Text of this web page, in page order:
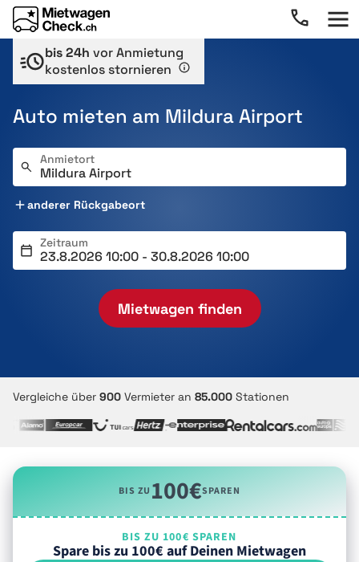
bis 24h vor Anmietung
kostenlos stornieren
Auto mieten am Mildura Airport
Anmietort
anderer Rückgabeort
Zeitraum
Mietwagen finden
Vergleiche über 900 Vermieter an 85.000 Stationen
BIS ZU100€SPAREN
BIS ZU 100€ SPAREN
Spare bis zu 100€ auf Deinen Mietwagen